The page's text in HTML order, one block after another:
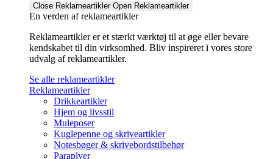
Close Reklameartikler Open Reklameartikler
En verden af reklameartikler ​
Reklameartikler er et stærkt værktøj til at øge eller bevare
kendskabet til din virksomhed. Bliv inspireret i vores store
udvalg af reklameartikler.
Se alle reklameartikler
Reklameartikler
Drikkeartikler
Hjem og livsstil
Muleposer
Kuglepenne og skriveartikler
Notesbøger & skrivebordstilbehør
Paraplyer